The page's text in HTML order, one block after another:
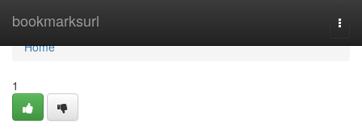
bookmarksurl
Home
Home
1